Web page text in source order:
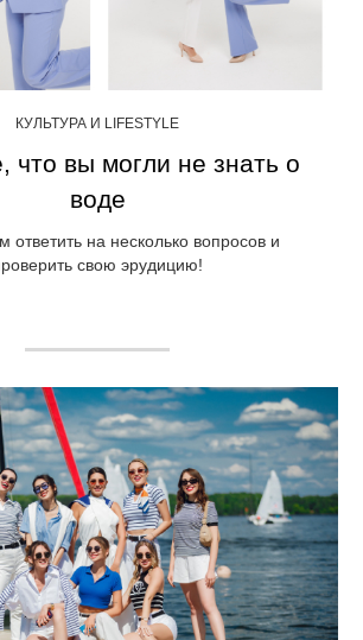
КУЛЬТУРА И LIFESTYLE
что вы могли не знать о
воде
ответить на несколько вопросов и
свою эрудицию!